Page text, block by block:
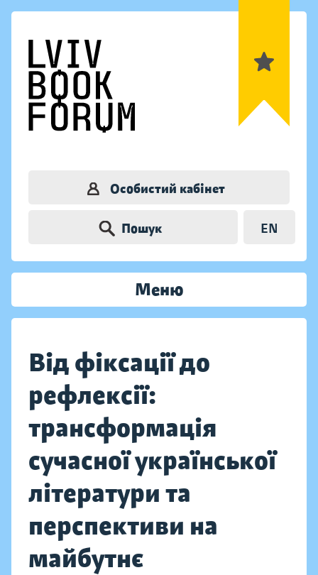
Особистий кабінет
Пошук EN
Меню
Від фіксації до
рефлексії:
трансформація
сучасної української
літератури та
перспективи на
майбутнє